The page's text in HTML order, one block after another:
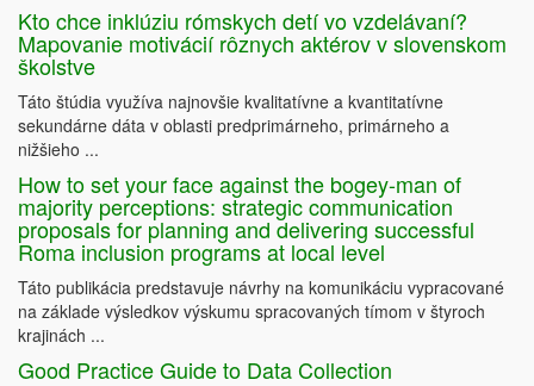
Kto chce inklúziu rómskych detí vo vzdelávaní?
Mapovanie motivácií rôznych aktérov v slovenskom
školstve
Táto štúdia využíva najnovšie kvalitatívne a kvantitatívne
sekundárne dáta v oblasti predprimárneho, primárneho a
nižšieho ...
How to set your face against the bogey-man of
majority perceptions: strategic communication
proposals for planning and delivering successful
Roma inclusion programs at local level
Táto publikácia predstavuje návrhy na komunikáciu vypracované
na základe výsledkov výskumu spracovaných tímom v štyroch
krajinách ...
Good Practice Guide to Data Collection